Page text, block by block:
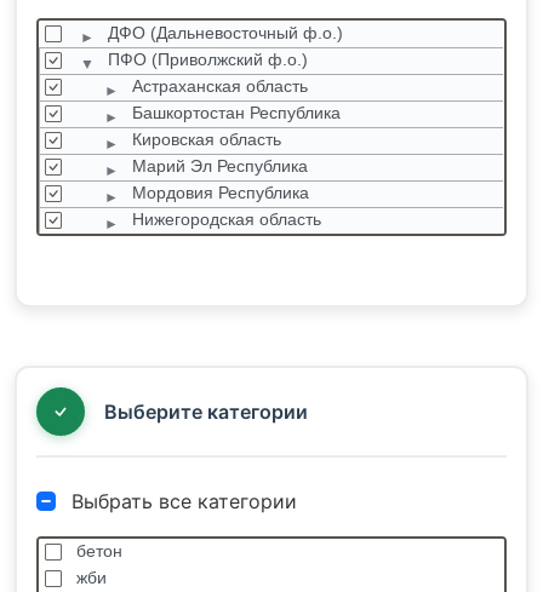
ДФО (Дальневосточный ф.о.)
ПФО (Приволжский ф.о.)
Астраханская область
Башкортостан Республика
Кировская область
Марий Эл Республика
Мордовия Республика
Нижегородская область
Выберите категории
Выбрать все категории
бетон
жби